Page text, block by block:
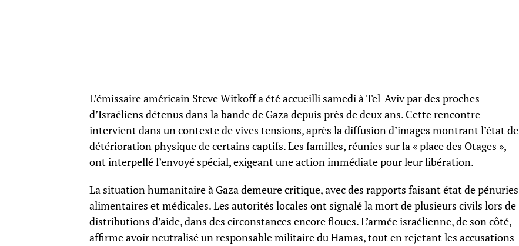
L’émissaire américain Steve Witkoff a été accueilli samedi à Tel-Aviv par des proches
d’Israéliens détenus dans la bande de Gaza depuis près de deux ans. Cette rencontre
intervient dans un contexte de vives tensions, après la diffusion d’images montrant l’état de
détérioration physique de certains captifs. Les familles, réunies sur la « place des Otages »,
ont interpellé l’envoyé spécial, exigeant une action immédiate pour leur libération.
La situation humanitaire à Gaza demeure critique, avec des rapports faisant état de pénuries
alimentaires et médicales. Les autorités locales ont signalé la mort de plusieurs civils lors de
distributions d’aide, dans des circonstances encore floues. L’armée israélienne, de son côté,
affirme avoir neutralisé un responsable militaire du Hamas, tout en rejetant les accusations